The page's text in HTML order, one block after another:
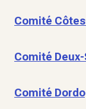
Comité
Comité
Comité